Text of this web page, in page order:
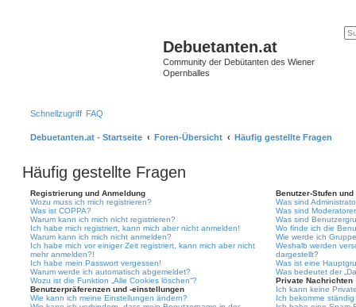
Debuetanten.at
Community der Debütanten des Wiener
Opernballes
Schnellzugriff FAQ
Debuetanten.at - Startseite Foren-Übersicht Häufig gestellte Fragen
Häufig gestellte Fragen
Registrierung und Anmeldung
Wozu muss ich mich registrieren?
Was ist COPPA?
Warum kann ich mich nicht registrieren?
Ich habe mich registriert, kann mich aber nicht anmelden!
Warum kann ich mich nicht anmelden?
Ich habe mich vor einiger Zeit registriert, kann mich aber nicht
mehr anmelden?!
Ich habe mein Passwort vergessen!
Warum werde ich automatisch abgemeldet?
Wozu ist die Funktion „Alle Cookies löschen“?
Benutzerpräferenzen und -einstellungen
Wie kann ich meine Einstellungen ändern?
Benutzer-Stufen und
Was sind
Was sind
Was sind
Wo finde ich die
Wie werde ich
Weshalb werden
dargestellt?
Was ist eine
Was bedeutet der
Private Nachrichten
Ich kann keine
Ich bekomme